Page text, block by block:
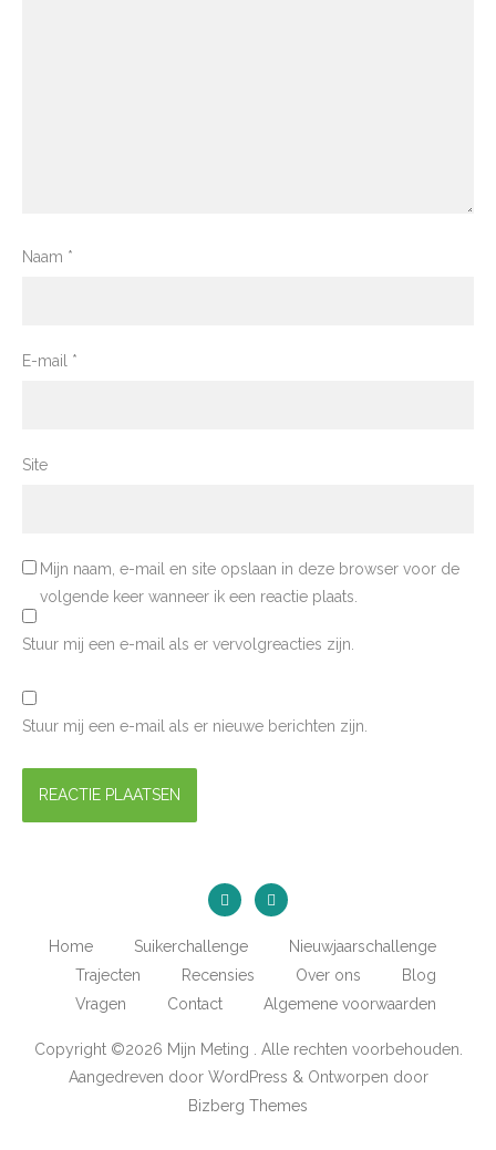
Naam *
E-mail *
Site
Mijn naam, e-mail en site opslaan in deze browser voor de
volgende keer wanneer ik een reactie plaats.
Stuur mij een e-mail als er vervolgreacties zijn.
Stuur mij een e-mail als er nieuwe berichten zijn.
Home Suikerchallenge
Nieuwjaarschallenge
Trajecten
Recensies Over ons
Blog
Vragen
Contact Algemene voorwaarden
Copyright ©2026 Mijn Meting . Alle rechten voorbehouden.
Aangedreven door WordPress & Ontworpen door
Bizberg Themes